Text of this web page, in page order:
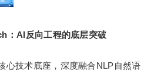
：AI反向工程的底层突破
心技术底座，深度融合NLP自然语